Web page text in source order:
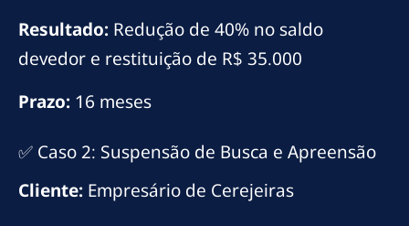
Resultado: Redução de 40% no saldo
devedor e restituição de R$ 35.000
Prazo: 16 meses
✅ Caso 2: Suspensão de Busca e Apreensão
Cliente: Empresário de Cerejeiras